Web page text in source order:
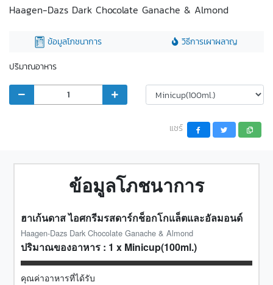
Haagen-Dazs Dark Chocolate Ganache & Almond
ข้อมูลโภชนาการ
วิธีการเผาผลาญ
ปริมาณอาหาร
แชร์
ข้อมูลโภชนาการ
ฮาเก้นดาส ไอศกรีมรสดาร์กช็อกโกแล็ตและอัลมอนด์
Haagen-Dazs Dark Chocolate Ganache & Almond
ปริมาณของอาหาร : 1 x Minicup(100ml.)
คุณค่าอาหารที่ได้รับ